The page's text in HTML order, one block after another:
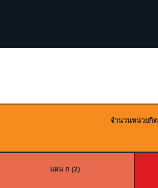
จำนวนหน่วยกิต
แผน ก (2)